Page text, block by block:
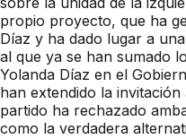
propio proyecto, que ha
Díaz y ha dado lugar a una
al que ya se han sumado
Yolanda Díaz en el
han extendido la
partido ha rechazado
como la verdadera